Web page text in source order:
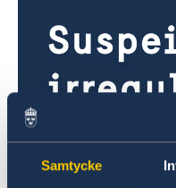
Samtycke
Suspeita de